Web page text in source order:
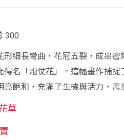
300
形細長彎曲，花冠五裂，成串
得名「炮仗花」。這幅畫作捕
亮飽和，充滿了生機與活力，寓
草